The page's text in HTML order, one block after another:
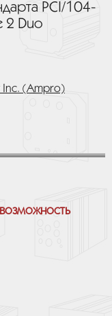
PCI/104-
2 Duo
Inc. (Ampro)